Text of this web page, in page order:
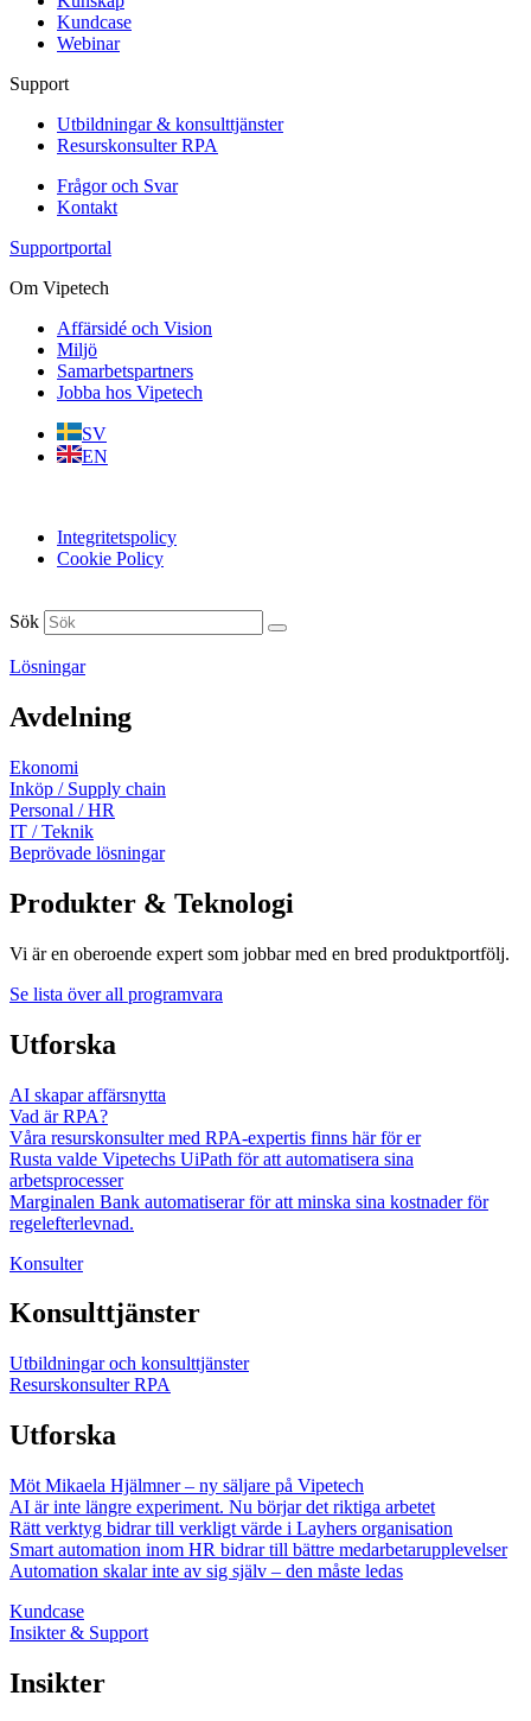
Kundcase
Webinar
Support
Utbildningar & konsulttjänster
Resurskonsulter RPA
Frågor och Svar
Kontakt
Supportportal
Om Vipetech
Affärsidé och Vision
Miljö
Samarbetspartners
Jobba hos Vipetech
SV
EN
Integritetspolicy
Cookie Policy
Sök
Lösningar
Avdelning
Ekonomi
Inköp / Supply chain
Personal / HR
IT / Teknik
Beprövade lösningar
Produkter & Teknologi
Vi är en oberoende expert som jobbar med en bred produktportfölj.
Se lista över all programvara
Utforska
AI skapar affärsnytta
Vad är RPA?
Våra resurskonsulter med RPA-expertis finns här för er
Rusta valde Vipetechs UiPath för att automatisera sina
arbetsprocesser
Marginalen Bank automatiserar för att minska sina kostnader för
regelefterlevnad.
Konsulter
Konsulttjänster
Utbildningar och konsulttjänster
Resurskonsulter RPA
Utforska
Möt Mikaela Hjälmner – ny säljare på Vipetech
AI är inte längre experiment. Nu börjar det riktiga arbetet
Rätt verktyg bidrar till verkligt värde i Layhers organisation
Smart automation inom HR bidrar till bättre medarbetarupplevelser
Automation skalar inte av sig själv – den måste ledas
Kundcase
Insikter & Support
Insikter